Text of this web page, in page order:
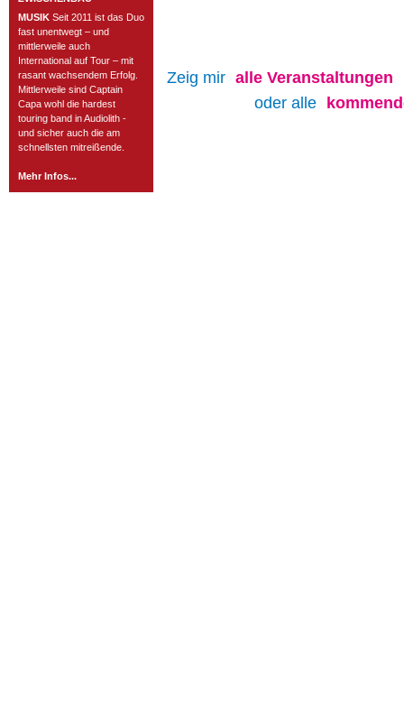
MUSIK Seit 2011 ist das Duo
fast unentwegt – und
mittlerweile auch
International auf Tour – mit
rasant wachsendem Erfolg.
Mittlerweile sind Captain
Capa wohl die hardest
touring band in Audiolith -
und sicher auch die am
schnellsten mitreißende.
Mehr Infos...
Zeig mir alle Veranstaltungen
oder alle